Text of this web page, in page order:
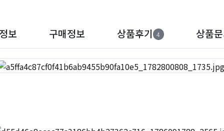
보 구매정보 상품후기 4 상품